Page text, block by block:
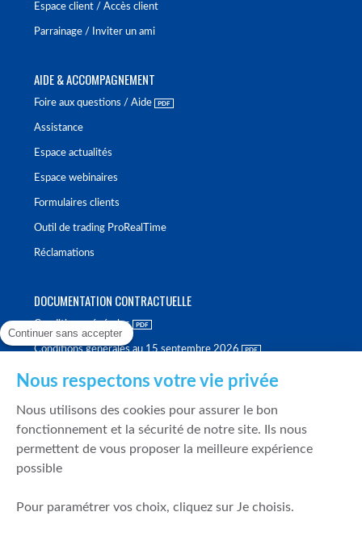
Espace client / Accès client
Parrainage / Inviter un ami
AIDE & ACCOMPAGNEMENT
Foire aux questions / Aide
Assistance
Espace actualités
Espace webinaires
Formulaires clients
Outil de trading ProRealTime
Réclamations
DOCUMENTATION CONTRACTUELLE
Conditions générales
Conditions générales au 15 septembre 2026
Politique de meilleure sélection
Politique de durabilité
Fonds de garantie des dépôts et de résolution
Continuer sans accepter
Nous respectons votre vie privée
Nous utilisons des cookies pour assurer le bon
fonctionnement et la sécurité de notre site. Ils nous
permettent de vous proposer la meilleure expérience
possible
Pour paramétrer vos choix, cliquez sur Je choisis.